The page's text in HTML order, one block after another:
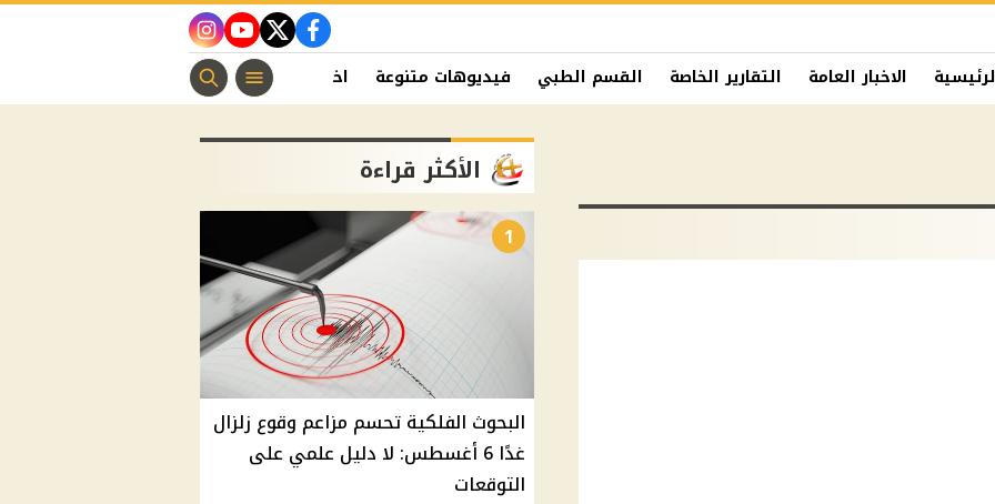
facebook
twitter
youtube
instagram
الاخبار العامة التقارير الخاصة القسم الطبي فيديوهات متنوعة اخبار الفن منوعات مسيحية
الأكثر قراءة
1
البحوث الفلكية تحسم مزاعم وقوع زلزال
غدًا 6 أغسطس: لا دليل علمي على
التوقعات